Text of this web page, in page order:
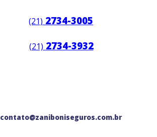
(21) 2734-3005
(21) 2734-3932
contato@zaniboniseguros.com.br